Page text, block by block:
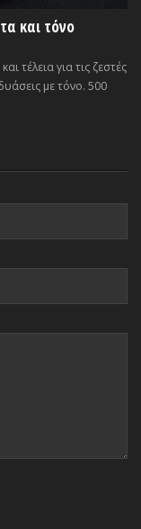
και τόνο
τέλεια για τις ζεστές
με τόνο. 500